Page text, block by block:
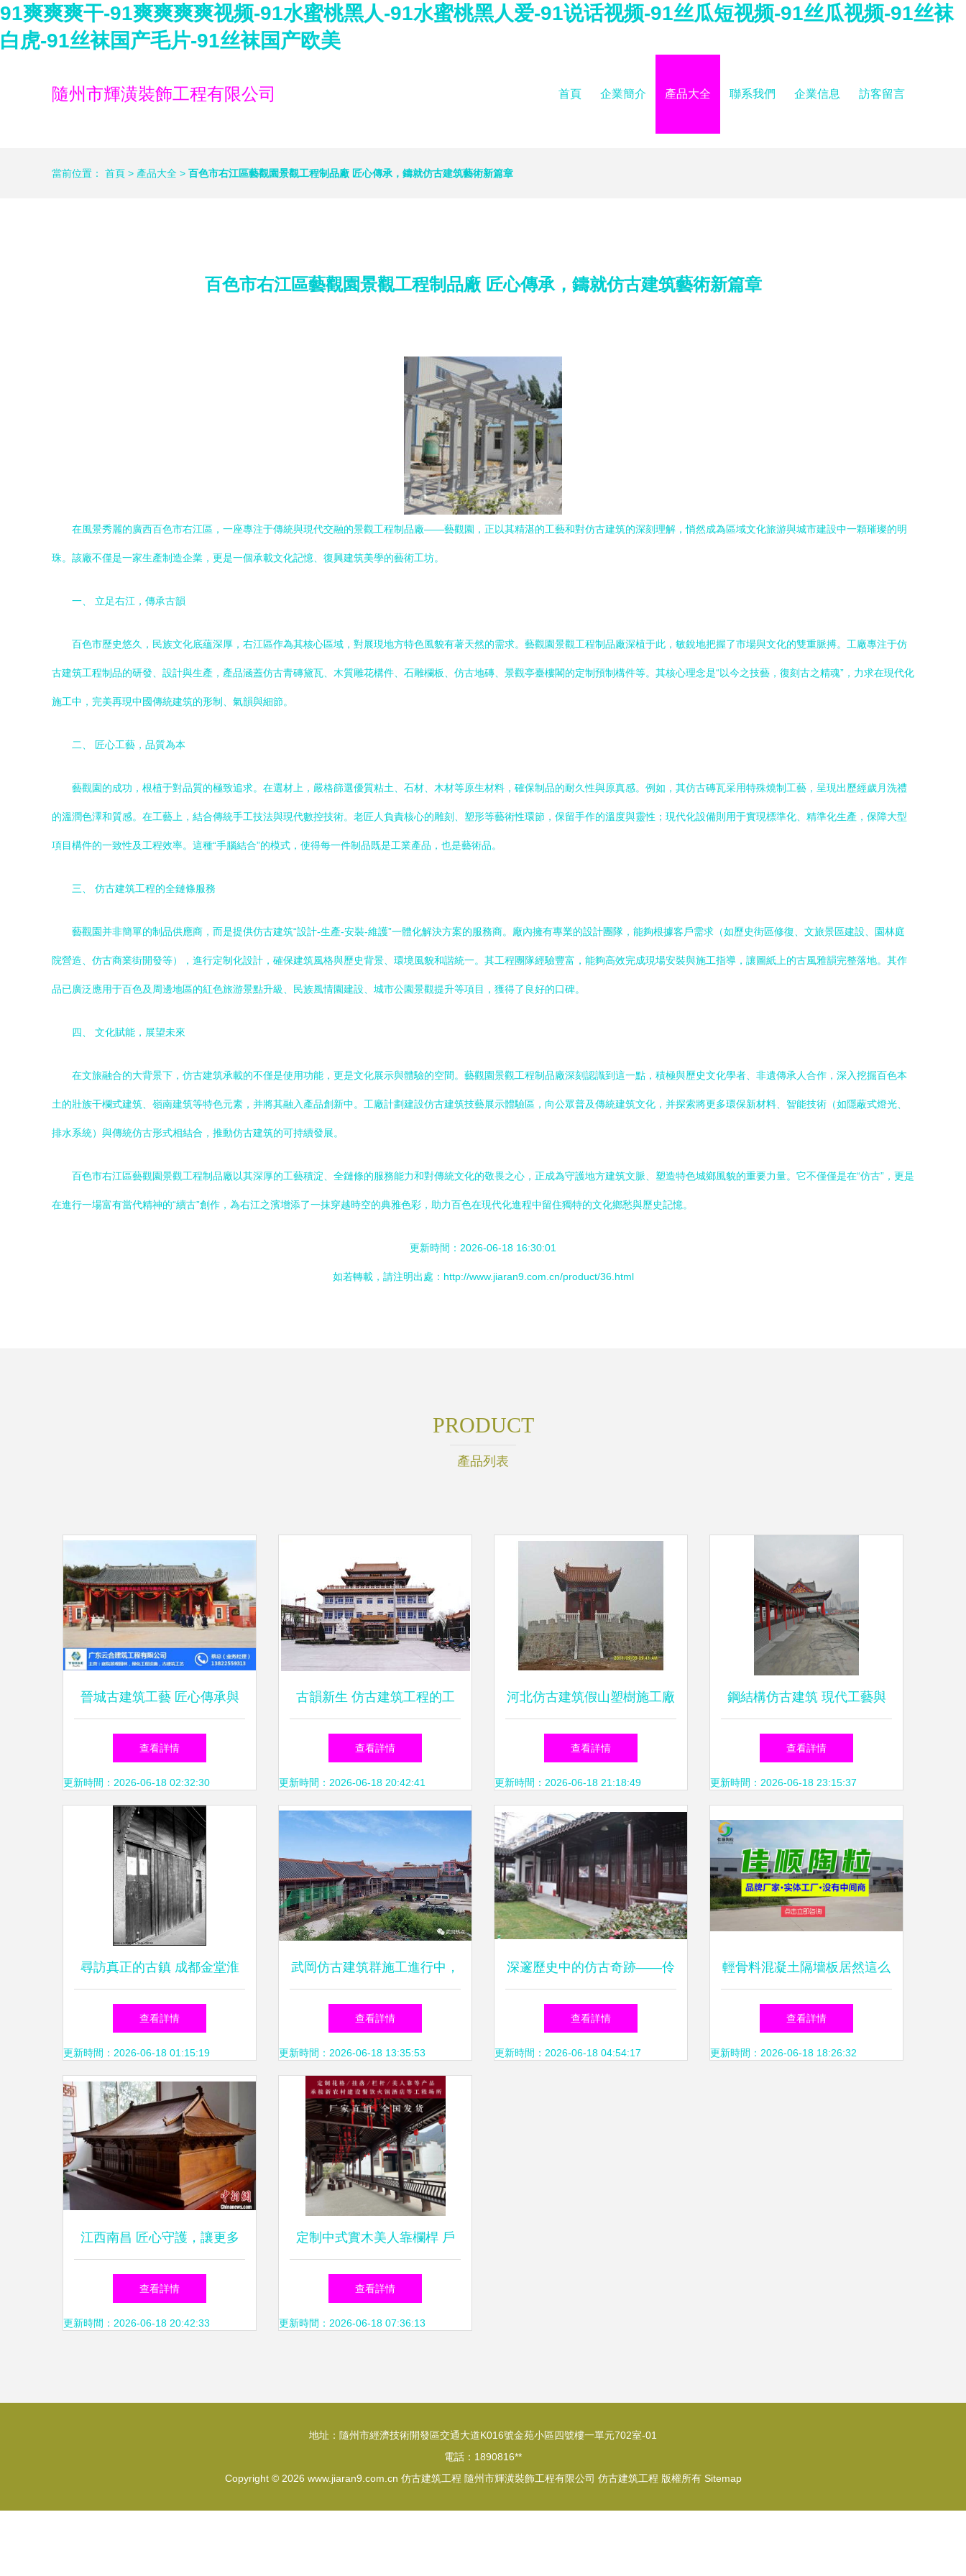
91爽爽爽干-91爽爽爽爽视频-91水蜜桃黑人-91水蜜桃黑人爱-91说话视频-91丝瓜短视频-91丝瓜视频-91丝袜
白虎-91丝袜国产毛片-91丝袜国产欧美
隨州市輝潢裝飾工程有限公司 首頁 企業簡介 產品大全 聯系我們 企業信息 訪客留言
當前位置： 首頁 > 產品大全 > 百色市右江區藝觀園景觀工程制品廠 匠心傳承，鑄就仿古建筑藝術新篇章
百色市右江區藝觀園景觀工程制品廠 匠心傳承，鑄就仿古建筑藝術新篇章
在風景秀麗的廣西百色市右江區，一座專注于傳統與現代交融的景觀工程制品廠——藝觀園，正以其精湛的工藝和對仿古建筑的深刻理解，悄然成為區域文化旅游與城市建設中一顆璀璨的明
珠。該廠不僅是一家生產制造企業，更是一個承載文化記憶、復興建筑美學的藝術工坊。
一、 立足右江，傳承古韻
百色市歷史悠久，民族文化底蘊深厚，右江區作為其核心區域，對展現地方特色風貌有著天然的需求。藝觀園景觀工程制品廠深植于此，敏銳地把握了市場與文化的雙重脈搏。工廠專注于仿
古建筑工程制品的研發、設計與生產，產品涵蓋仿古青磚黛瓦、木質雕花構件、石雕欄板、仿古地磚、景觀亭臺樓閣的定制預制構件等。其核心理念是“以今之技藝，復刻古之精魂”，力求在現代化
施工中，完美再現中國傳統建筑的形制、氣韻與細節。
二、 匠心工藝，品質為本
藝觀園的成功，根植于對品質的極致追求。在選材上，嚴格篩選優質粘土、石材、木材等原生材料，確保制品的耐久性與原真感。例如，其仿古磚瓦采用特殊燒制工藝，呈現出歷經歲月洗禮
的溫潤色澤和質感。在工藝上，結合傳統手工技法與現代數控技術。老匠人負責核心的雕刻、塑形等藝術性環節，保留手作的溫度與靈性；現代化設備則用于實現標準化、精準化生產，保障大型
項目構件的一致性及工程效率。這種“手腦結合”的模式，使得每一件制品既是工業產品，也是藝術品。
三、 仿古建筑工程的全鏈條服務
藝觀園并非簡單的制品供應商，而是提供仿古建筑“設計-生產-安裝-維護”一體化解決方案的服務商。廠內擁有專業的設計團隊，能夠根據客戶需求（如歷史街區修復、文旅景區建設、園林庭
院營造、仿古商業街開發等），進行定制化設計，確保建筑風格與歷史背景、環境風貌和諧統一。其工程團隊經驗豐富，能夠高效完成現場安裝與施工指導，讓圖紙上的古風雅韻完整落地。其作
品已廣泛應用于百色及周邊地區的紅色旅游景點升級、民族風情園建設、城市公園景觀提升等項目，獲得了良好的口碑。
四、 文化賦能，展望未來
在文旅融合的大背景下，仿古建筑承載的不僅是使用功能，更是文化展示與體驗的空間。藝觀園景觀工程制品廠深刻認識到這一點，積極與歷史文化學者、非遺傳承人合作，深入挖掘百色本
土的壯族干欄式建筑、嶺南建筑等特色元素，并將其融入產品創新中。工廠計劃建設仿古建筑技藝展示體驗區，向公眾普及傳統建筑文化，并探索將更多環保新材料、智能技術（如隱蔽式燈光、
排水系統）與傳統仿古形式相結合，推動仿古建筑的可持續發展。
百色市右江區藝觀園景觀工程制品廠以其深厚的工藝積淀、全鏈條的服務能力和對傳統文化的敬畏之心，正成為守護地方建筑文脈、塑造特色城鄉風貌的重要力量。它不僅僅是在“仿古”，更是
在進行一場富有當代精神的“續古”創作，為右江之濱增添了一抹穿越時空的典雅色彩，助力百色在現代化進程中留住獨特的文化鄉愁與歷史記憶。
更新時間：2026-06-18 16:30:01
如若轉載，請注明出處：http://www.jiaran9.com.cn/product/36.html
PRODUCT
產品列表
晉城古建筑工藝 匠心傳承與
仿古工程的發展之道
查看詳情
更新時間：2026-06-18 02:32:30
古韻新生 仿古建筑工程的工
藝與文化傳承
查看詳情
更新時間：2026-06-18 20:42:41
河北仿古建筑假山塑樹施工廠
家 匠心傳承與工程實踐
查看詳情
更新時間：2026-06-18 21:18:49
鋼結構仿古建筑 現代工藝與
古典神韻的交融
查看詳情
更新時間：2026-06-18 23:15:37
尋訪真正的古鎮 成都金堂淮
口古鎮散記
查看詳情
更新時間：2026-06-18 01:15:19
武岡仿古建筑群施工進行中，
你去過了嗎？
查看詳情
更新時間：2026-06-18 13:35:53
深邃歷史中的仿古奇跡——伶
工學紀念館建筑美化裝飾工程
技術探析
查看詳情
更新時間：2026-06-18 04:54:17
輕骨料混凝土隔墻板居然這么
輕又結實？——揭秘仿古建筑
中的實用之王
查看詳情
更新時間：2026-06-18 18:26:32
江西南昌 匠心守護，讓更多
古建筑再現古韻
查看詳情
更新時間：2026-06-18 20:42:33
定制中式實木美人靠欄桿 戶
外涼亭長廊防腐護欄座椅與吳
王靠 |
查看詳情
更新時間：2026-06-18 07:36:13
地址：隨州市經濟技術開發區交通大道K016號金苑小區四號樓一單元702室-01
電話：1890816**
Copyright © 2026 www.jiaran9.com.cn 仿古建筑工程 隨州市輝潢裝飾工程有限公司 仿古建筑工程 版權所有 Sitemap